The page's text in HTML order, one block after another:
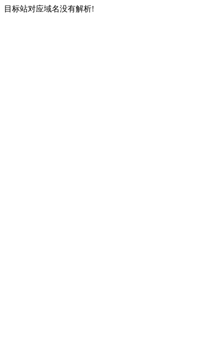
目标站对应域名没有解析!